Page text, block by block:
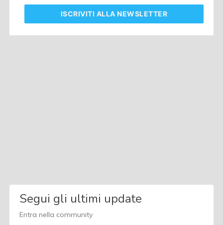
ISCRIVITI ALLA NEWSLETTER
Segui gli ultimi update
Entra nella community